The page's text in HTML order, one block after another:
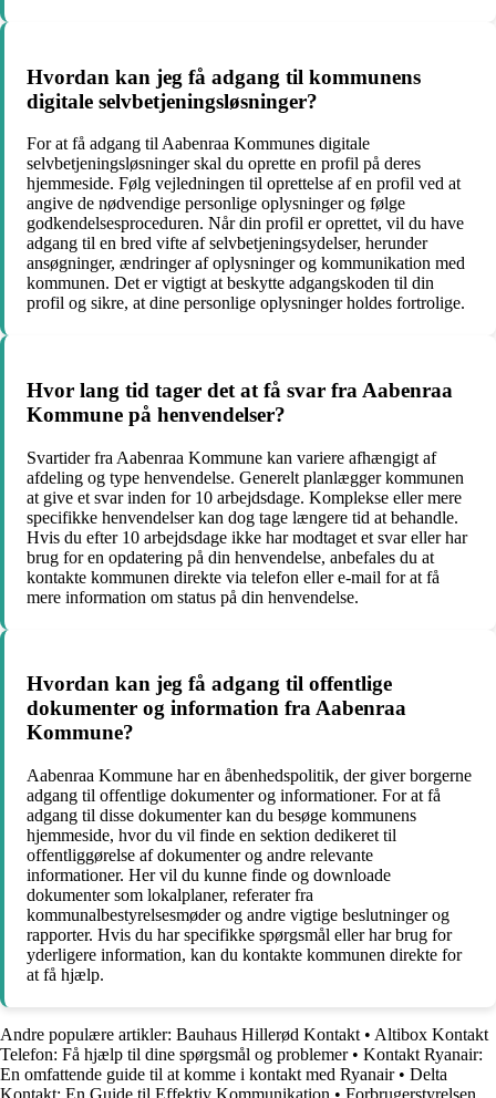
Hvordan kan jeg få adgang til kommunens
digitale selvbetjeningsløsninger?
For at få adgang til Aabenraa Kommunes digitale
selvbetjeningsløsninger skal du oprette en profil på deres
hjemmeside. Følg vejledningen til oprettelse af en profil ved at
angive de nødvendige personlige oplysninger og følge
godkendelsesproceduren. Når din profil er oprettet, vil du have
adgang til en bred vifte af selvbetjeningsydelser, herunder
ansøgninger, ændringer af oplysninger og kommunikation med
kommunen. Det er vigtigt at beskytte adgangskoden til din
profil og sikre, at dine personlige oplysninger holdes fortrolige.
Hvor lang tid tager det at få svar fra Aabenraa
Kommune på henvendelser?
Svartider fra Aabenraa Kommune kan variere afhængigt af
afdeling og type henvendelse. Generelt planlægger kommunen
at give et svar inden for 10 arbejdsdage. Komplekse eller mere
specifikke henvendelser kan dog tage længere tid at behandle.
Hvis du efter 10 arbejdsdage ikke har modtaget et svar eller har
brug for en opdatering på din henvendelse, anbefales du at
kontakte kommunen direkte via telefon eller e-mail for at få
mere information om status på din henvendelse.
Hvordan kan jeg få adgang til offentlige
dokumenter og information fra Aabenraa
Kommune?
Aabenraa Kommune har en åbenhedspolitik, der giver borgerne
adgang til offentlige dokumenter og informationer. For at få
adgang til disse dokumenter kan du besøge kommunens
hjemmeside, hvor du vil finde en sektion dedikeret til
offentliggørelse af dokumenter og andre relevante
informationer. Her vil du kunne finde og downloade
dokumenter som lokalplaner, referater fra
kommunalbestyrelsesmøder og andre vigtige beslutninger og
rapporter. Hvis du har specifikke spørgsmål eller har brug for
yderligere information, kan du kontakte kommunen direkte for
at få hjælp.
Andre populære artikler: Bauhaus Hillerød Kontakt • Altibox Kontakt
Telefon: Få hjælp til dine spørgsmål og problemer• Kontakt Ryanair:
En omfattende guide til at komme i kontakt med Ryanair• Delta